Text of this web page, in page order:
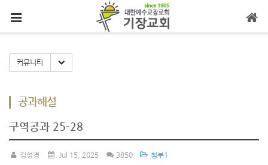
커뮤니티 Toggle Dropdown
공과해설
구역공과 25-28
김성경 Jul 15, 2025 3850 첨부1